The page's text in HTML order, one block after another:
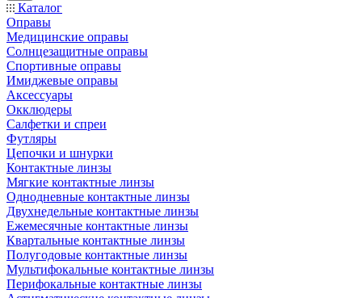
Каталог
Оправы
Медицинские оправы
Солнцезащитные оправы
Спортивные оправы
Имиджевые оправы
Аксессуары
Окклюдеры
Салфетки и спреи
Футляры
Цепочки и шнурки
Контактные линзы
Мягкие контактные линзы
Однодневные контактные линзы
Двухнедельные контактные линзы
Ежемесячные контактные линзы
Квартальные контактные линзы
Полугодовые контактные линзы
Мультифокальные контактные линзы
Перифокальные контактные линзы